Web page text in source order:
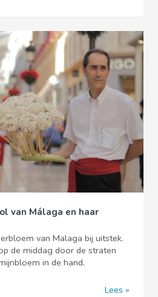
van Málaga en haar
van Malaga bij uitstek.
de middag door de straten
in de hand.
Lees